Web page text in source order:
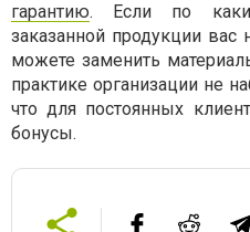
гарантию. Если по
заказанной продукции вас
можете заменить
практике организации не
что для постоянных
бонусы.